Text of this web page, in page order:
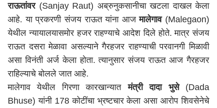
राऊतांवर(Sanjay Raut) अब्रुनुकसानीचा खटला दाखल केला
आहे. या प्रकरणी संजय राऊत यांना आजमालेगाव (Malegaon)
येथील न्यायालयासमोर हजर राहण्याचे आदेश दिले होते. मात्र संजय
राऊत दसरा मेळावा असल्याने गैरहजर राहण्याची परवानगी मिळावी
असा विनंती अर्ज केला होता. त्यानुसार संजय राऊत आज गैरहजर
राहिल्याचे बोलले जात आहे.
मालेगाव येथील गिरणा कारखान्यातमंत्री दादा भुसे(Dada
Bhuse) यांनी 178 कोटींचा भ्रष्टचार केला असा आरोप शिवसेनेचे